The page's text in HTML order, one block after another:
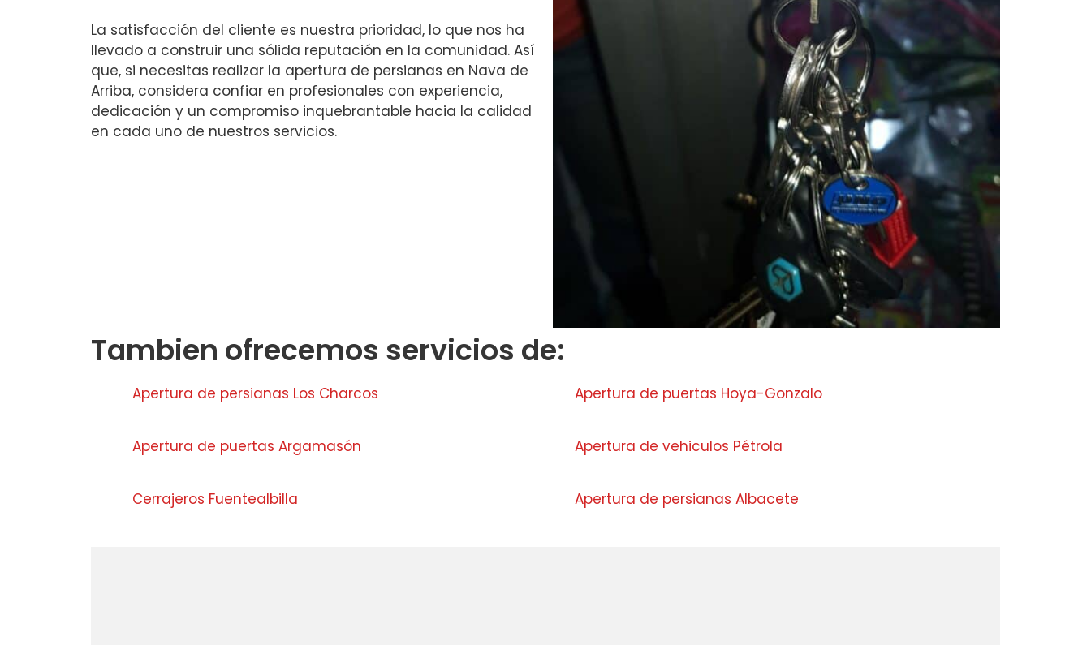
La satisfacción del cliente es nuestra prioridad, lo que nos ha
llevado a construir una sólida reputación en la comunidad. Así
que, si necesitas realizar la apertura de persianas en Nava de
Arriba, considera confiar en profesionales con experiencia,
dedicación y un compromiso inquebrantable hacia la calidad
en cada uno de nuestros servicios.
Tambien ofrecemos servicios de:
Apertura de persianas Los Charcos Apertura de puertas Hoya-Gonzalo
Apertura de puertas Argamasón Apertura de vehiculos Pétrola
Cerrajeros Fuentealbilla Apertura de persianas Albacete